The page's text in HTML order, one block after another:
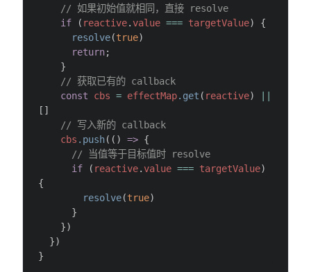
    // 如果初始值就相同，直接 resolve
    if
( reactive.value === targetValue) {
      resolve
(true)
      return
;
    }
    // 获取已有的 callback
    const
cbs = effectMap.get ( reactive)
[]
    // 写入新的 callback
    cbs
.push(() => {
      // 当值等于目标值时 resolve
      if
( reactive.value === targetValue)
{
        resolve
(true)
      }
    })
  })
}